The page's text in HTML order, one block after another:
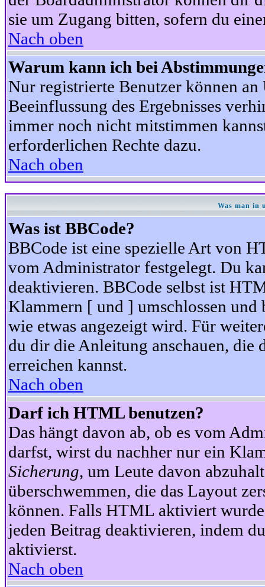
sie um Zugang bitten, sofern du
Nach oben
Warum kann ich bei
Nur registrierte Benutzer können
Beeinflussung des Ergebnisses
immer noch nicht mitstimmen
erforderlichen Rechte dazu.
Nach oben
Was man in
Was ist BBCode?
BBCode ist eine spezielle Art von
vom Administrator festgelegt. Du
deaktivieren. BBCode selbst ist
Klammern [ und ] umschlossen
wie etwas angezeigt wird. Für
du dir die Anleitung anschauen, die
erreichen kannst.
Nach oben
Darf ich HTML benutzen?
Das hängt davon ab, ob es vom
darfst, wirst du nachher nur ein
Sicherung, um Leute davon
überschwemmen, die das Layout
können. Falls HTML aktiviert
jeden Beitrag deaktivieren, indem
aktivierst.
Nach oben